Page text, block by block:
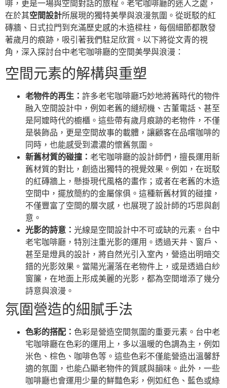
啡，更是一場與空間對話的旅程。老宅咖啡廳的迷人之處，
在於其空間設計所展現的獨特美學與浪漫氛圍。從斑駁的紅
磚牆、日式拉門到充滿歷史感的木造樑柱，每個細節都散發
著歲月的痕跡，吸引著我們駐足欣賞。以下將從文青的視
角，深入探討台中老宅咖啡廳的空間美學與浪漫：
空間元素的解構與重塑
老物件的再生： 許多老宅咖啡廳巧妙地將舊時代的物件
融入空間設計中，例如老舊的縫紉機、古董電話、甚至
是阿嬤時代的櫥櫃。這些帶有歲月痕跡的老物件，不僅
是裝飾品，更是空間故事的載體，讓顧客在品嚐咖啡的
同時，也能感受到濃濃的懷舊氛圍。
新舊材質的碰撞： 老宅咖啡廳的設計師們，擅長運用新
舊材質的對比，創造出獨特的視覺效果。例如，在斑駁
的紅磚牆上，懸掛現代風格的畫作；或者在老舊的木造
空間中，擺放簡約的金屬傢俱。這種新舊材質的碰撞，
不僅豐富了空間的層次感，也展現了設計師的巧思與創
意。
光影的詩意： 光線是空間設計中不可或缺的元素。台中
老宅咖啡廳，特別注重光影的運用。透過天井、窗戶、
甚至是燈具的設計，將自然光引入室內，營造出明暗交
錯的光影效果。當陽光灑落在老物件上，或是透過白紗
窗簾，在地面上形成美麗的光影，都為空間增添了幾分
詩意與浪漫。
氛圍營造的細膩手法
色彩的搭配： 色彩是營造空間氛圍的重要元素。台中老
宅咖啡廳在色彩的運用上，多以溫暖的色調為主，例如
米色、棕色、咖啡色等。這些色彩不僅能營造出溫馨舒
適的氛圍，也能凸顯老物件的質感與韻味。此外，一些
咖啡廳也會運用少量的鮮豔色彩，例如紅色、藍色或綠